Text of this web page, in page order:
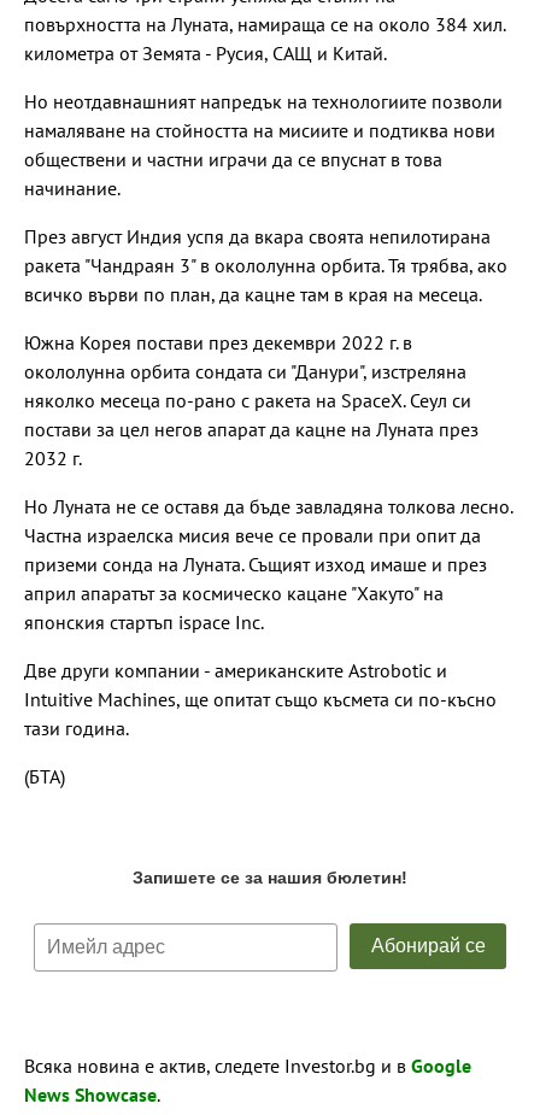
повърхността на Луната, намираща се на около 384 хил.
километра от Земята - Русия, САЩ и Китай.
Но неотдавнашният напредък на технологиите позволи
намаляване на стойността на мисиите и подтиква нови
обществени и частни играчи да се впуснат в това
начинание.
През август Индия успя да вкара своята непилотирана
ракета "Чандраян 3" в окололунна орбита. Тя трябва, ако
всичко върви по план, да кацне там в края на месеца.
Южна Корея постави през декември 2022 г. в
окололунна орбита сондата си "Данури", изстреляна
няколко месеца по-рано с ракета на SpaceX. Сеул си
постави за цел негов апарат да кацне на Луната през
2032 г.
Но Луната не се оставя да бъде завладяна толкова лесно.
Частна израелска мисия вече се провали при опит да
приземи сонда на Луната. Същият изход имаше и през
април апаратът за космическо кацане "Хакуто" на
японския стартъп ispace Inc.
Две други компании - американските Astrobotic и
Intuitive Machines, ще опитат също късмета си по-късно
тази година.
(БТА)
Всяка новина е актив, следете Investor.bg и в Google
News Showcase.